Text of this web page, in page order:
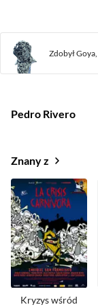
Zdobył Goya,
Znany z
Kryzys wśród
Pedro Rivero